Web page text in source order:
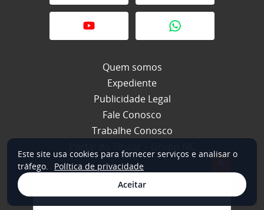
Quem somos
Expediente
Publicidade Legal
Fale Conosco
Trabalhe Conosco
© 2026 NSC Total. Todos os direitos reservados.
Este site usa cookies para fornecer serviços e analisar o
tráfego.
Política de privacidade
Aceitar